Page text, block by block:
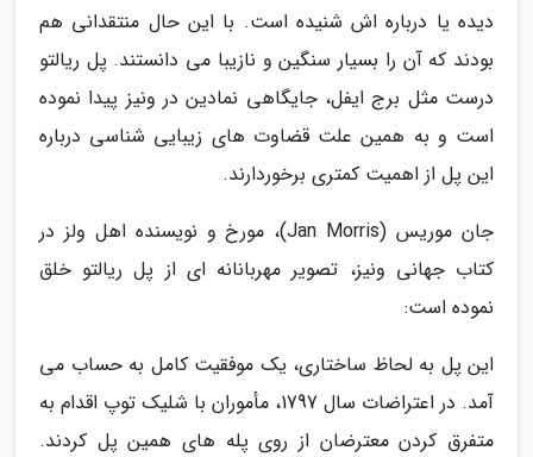
دیده یا درباره اش شنیده است. با این حال منتقدانی هم
بودند که آن را بسیار سنگین و نازیبا می دانستند. پل ریالتو
درست مثل برج ایفل، جایگاهی نمادین در ونیز پیدا نموده
است و به همین علت قضاوت های زیبایی شناسی درباره
این پل از اهمیت کمتری برخوردارند.
جان موریس (Jan Morris)، مورخ و نویسنده اهل ولز در
کتاب جهانی ونیز، تصویر مهربانانه ای از پل ریالتو خلق
نموده است:
این پل به لحاظ ساختاری، یک موفقیت کامل به حساب می
آمد. در اعتراضات سال 1797، مأموران با شلیک توپ اقدام به
متفرق کردن معترضان از روی پله های همین پل کردند.